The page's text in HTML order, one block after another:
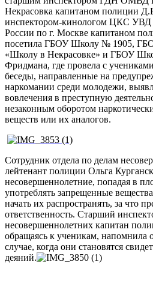
Некрасовка капитаном полиции
инспектором-кинологом ЦКС
России по г. Москве капитаном
посетила ГБОУ Школу № 1905,
«Школу в Некрасовке» и ГБОУ
Фридмана, где провела с
беседы, направленные на
наркомании среди молодежи,
вовлечения в преступную
незаконным оборотом
веществ или их аналогов.
Сотрудник отдела по делам
лейтенант полиции Ольга
несовершеннолетние, попадая в
употреблять запрещенные
начать их распространять, за что
ответственность. Старший
несовершеннолетних капитан
обращаясь к ученикам, напомнила
случае, когда они становятся
деяний.